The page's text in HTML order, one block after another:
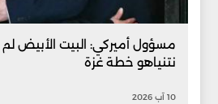
مسؤول أميركي: البيت الأبيض
نتنياهو خطة غزة
10 آب 2026